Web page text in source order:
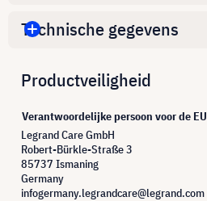
Technische gegevens
Productveiligheid
Verantwoordelijke persoon voor de EU
Legrand Care GmbH
Robert-Bürkle-Straße 3
85737 Ismaning
Germany
infogermany.legrandcare@legrand.com